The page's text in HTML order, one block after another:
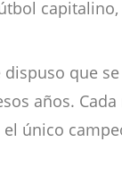
capitalino,
dispuso que
años.
único